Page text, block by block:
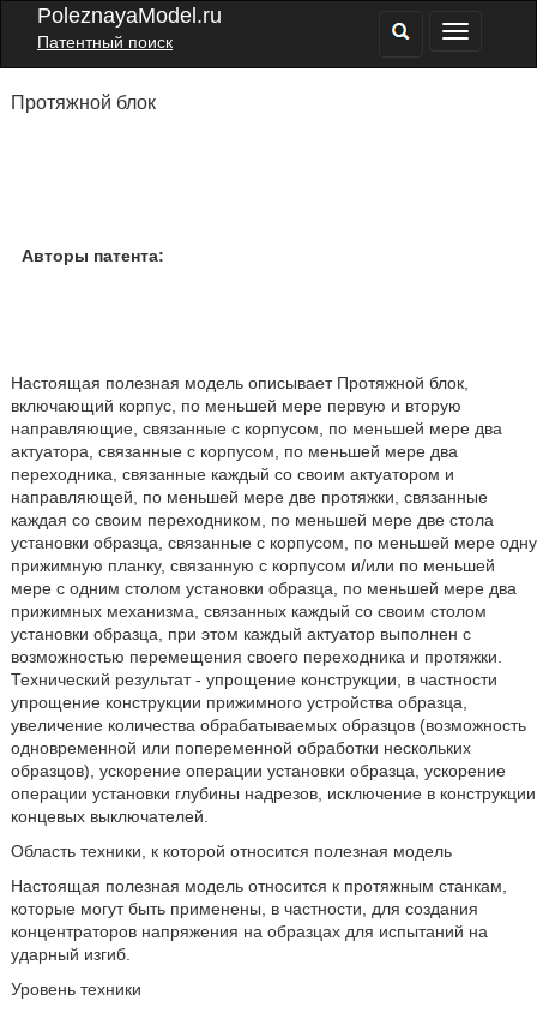
PoleznayaModel.ru
Патентный поиск
Протяжной блок
Авторы патента:
Настоящая полезная модель описывает Протяжной блок,
включающий корпус, по меньшей мере первую и вторую
направляющие, связанные с корпусом, по меньшей мере два
актуатора, связанные с корпусом, по меньшей мере два
переходника, связанные каждый со своим актуатором и
направляющей, по меньшей мере две протяжки, связанные
каждая со своим переходником, по меньшей мере две стола
установки образца, связанные с корпусом, по меньшей мере одну
прижимную планку, связанную с корпусом и/или по меньшей
мере с одним столом установки образца, по меньшей мере два
прижимных механизма, связанных каждый со своим столом
установки образца, при этом каждый актуатор выполнен с
возможностью перемещения своего переходника и протяжки.
Технический результат - упрощение конструкции, в частности
упрощение конструкции прижимного устройства образца,
увеличение количества обрабатываемых образцов (возможность
одновременной или попеременной обработки нескольких
образцов), ускорение операции установки образца, ускорение
операции установки глубины надрезов, исключение в конструкции
концевых выключателей.
Область техники, к которой относится полезная модель
Настоящая полезная модель относится к протяжным станкам,
которые могут быть применены, в частности, для создания
концентраторов напряжения на образцах для испытаний на
ударный изгиб.
Уровень техники